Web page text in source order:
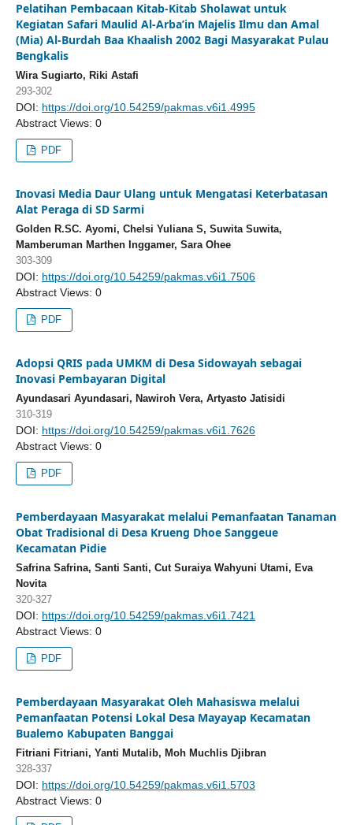
Pelatihan Pembacaan Kitab-Kitab Sholawat untuk
Kegiatan Safari Maulid Al-Arba’in Majelis Ilmu dan Amal
(Mia) Al-Burdah Baa Khaalish 2002 Bagi Masyarakat Pulau
Bengkalis
Wira Sugiarto, Riki Astafi
293-302
DOI: https://doi.org/10.54259/pakmas.v6i1.4995
Abstract Views: 0
PDF
Inovasi Media Daur Ulang untuk Mengatasi Keterbatasan
Alat Peraga di SD Sarmi
Golden R.SC. Ayomi, Chelsi Yuliana S, Suwita Suwita,
Mamberuman Marthen Inggamer, Sara Ohee
303-309
DOI: https://doi.org/10.54259/pakmas.v6i1.7506
Abstract Views: 0
PDF
Adopsi QRIS pada UMKM di Desa Sidowayah sebagai
Inovasi Pembayaran Digital
Ayundasari Ayundasari, Nawiroh Vera, Artyasto Jatisidi
310-319
DOI: https://doi.org/10.54259/pakmas.v6i1.7626
Abstract Views: 0
PDF
Pemberdayaan Masyarakat melalui Pemanfaatan Tanaman
Obat Tradisional di Desa Krueng Dhoe Sanggeue
Kecamatan Pidie
Safrina Safrina, Santi Santi, Cut Suraiya Wahyuni Utami, Eva
Novita
320-327
DOI: https://doi.org/10.54259/pakmas.v6i1.7421
Abstract Views: 0
PDF
Pemberdayaan Masyarakat Oleh Mahasiswa melalui
Pemanfaatan Potensi Lokal Desa Mayayap Kecamatan
Bualemo Kabupaten Banggai
Fitriani Fitriani, Yanti Mutalib, Moh Muchlis Djibran
328-337
DOI: https://doi.org/10.54259/pakmas.v6i1.5703
Abstract Views: 0